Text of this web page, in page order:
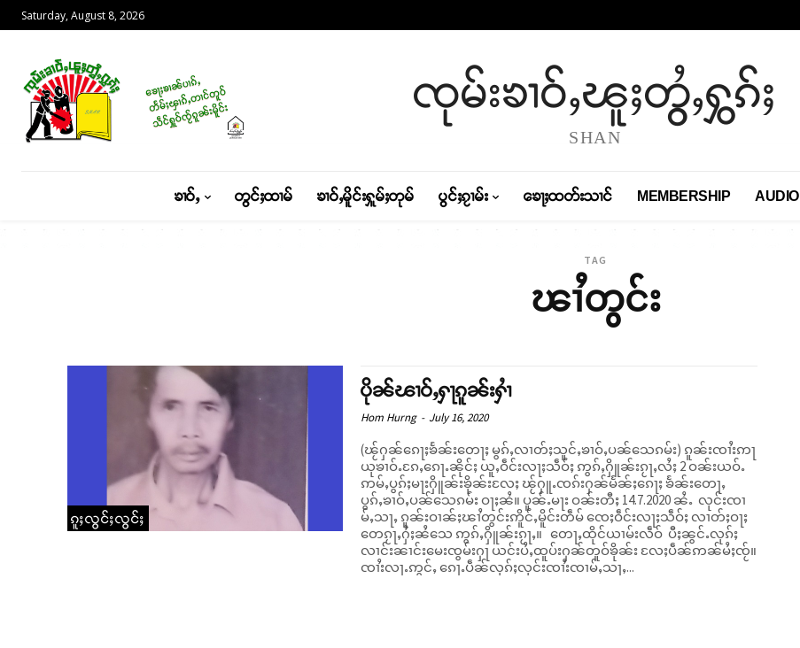
Saturday, August 8, 2026
ၸုမ်းၶၢဝ်ႇၽူႈတွႆႇႁွၵ်ႈ
SHAN
ၶၢဝ်ႇ တွင်ႈထၢမ် ၶၢဝ်ႇမိူင်းႁူမ်ႈတုမ် ပွင်ႈၵႂၢမ်း ၶေႃႈထတ်းသၢင် MEMBERSHIP AUDIO
TAG
ၽၢႆတွင်း
ၵူႈလွင်ႈလွင်ႈ
ပိုၼ်ၽၢဝ်ႇႁႃၵူၼ်းႁၢႆ
Hom Hurng - July 16, 2020
(ၽႂ်ႁၼ်ၵေႃႈၶႅၼ်းတေႃႈ မွၵ်ႇလၢတ်ႈသူင်ႇၶၢဝ်ႇပၼ်သေၵမ်း) ၵူၼ်းၸၢႆးဢႃ
ယုၶၢဝ်ႉၵႄႇၵေႃႉၼိုင်ႈ ယူႇဝဵင်းလႃႈသဵဝ်ႈ ဢွၵ်ႇႁိူၼ်းၵႂႃႇလႆႈ 2 ဝၼ်းယဝ်ႉ
ဢမ်ႇပွၵ်ႈမႃးႁိူၼ်းၶိုၼ်းလႄႈ ၽႂ်ႁူႉၸၵ်းႁၼ်မႅၼ်ႈၵေႃႈ ၶႅၼ်းတေႃႇ
ပွၵ်ႇၶၢဝ်ႇပၼ်သေၵမ်း ဝႃႈၼႆ။ ပူၼ်ႉမႃး ဝၼ်းတီႈ 14.7.2020 ၼႆႉ လုင်းၸၢ
မ်ႇသႃႇ ၵူၼ်းဝၢၼ်ႈၽၢႆတွင်းဢိူင်ႇမိူင်းတဵမ် ၸေႈဝဵင်းလႃႈသဵဝ်ႈ လၢတ်ႈဝႃႈ
တေၵႂႃႇႁႆႈၼႆသေ ဢွၵ်ႇႁိူၼ်းၵႂႃႇ။ တေႃႇထိုင်ယၢမ်းလဵဝ် ပီႈၼွင်ႉလုၵ်ႈ
လၢင်းၼၢင်းမေးၸွမ်းႁႃ ယင်းပႆႇထူပ်းႁၼ်တူဝ်ၶိုၼ်း လႄႈပဵၼ်ဢၼ်မႆႈၸႂ်။
ၸၢႆးလႃႉဢွင်ႇ ၵေႃႉပဵၼ်လုၵ်ႈလုင်းၸၢႆးၸၢမ်ႇသႃႇ...